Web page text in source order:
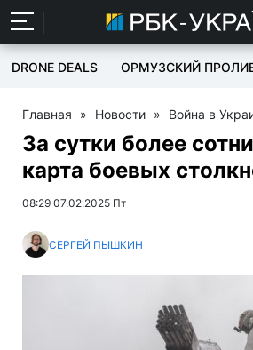
DRONE DEALS ОРМУЗСКИЙ
Главная » Новости » Война в
За сутки более
карта боевых
08:29 07.02.2025 Пт
СЕРГЕЙ ПЫШКИН